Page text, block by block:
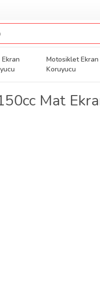
Motosiklet Ekran
Koruyucu
Mat